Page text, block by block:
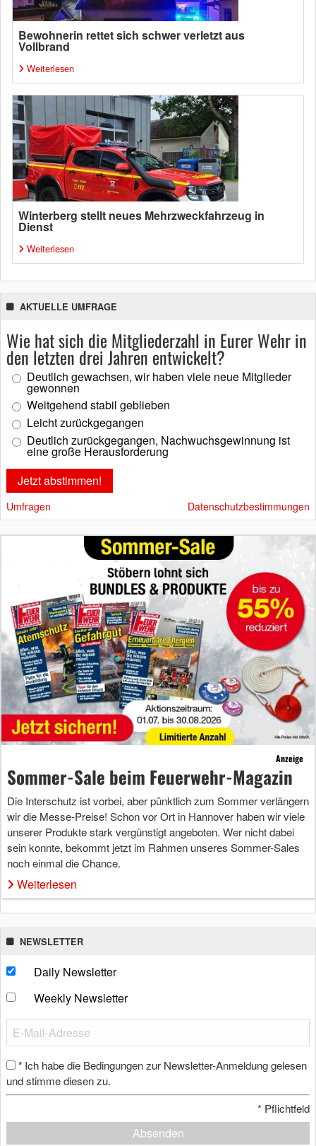
Bewohnerin rettet sich schwer verletzt aus
Vollbrand
Weiterlesen
Winterberg stellt neues Mehrzweckfahrzeug in
Dienst
Weiterlesen
AKTUELLE UMFRAGE
Wie hat sich die Mitgliederzahl in Eurer Wehr in
den letzten drei Jahren entwickelt?
Deutlich gewachsen, wir haben viele neue Mitglieder
gewonnen
Weitgehend stabil geblieben
Leicht zurückgegangen
Deutlich zurückgegangen, Nachwuchsgewinnung ist
eine große Herausforderung
Umfragen Datenschutzbestimmungen
Anzeige
Sommer-Sale beim Feuerwehr-Magazin
Die Interschutz ist vorbei, aber pünktlich zum Sommer verlängern
wir die Messe-Preise! Schon vor Ort in Hannover haben wir viele
unserer Produkte stark vergünstigt angeboten. Wer nicht dabei
sein konnte, bekommt jetzt im Rahmen unseres Sommer-Sales
noch einmal die Chance.
Weiterlesen
NEWSLETTER
Daily Newsletter
Weekly Newsletter
* Ich habe die Bedingungen zur Newsletter-Anmeldung gelesen
und stimme diesen zu.
* Pflichtfeld
Absenden